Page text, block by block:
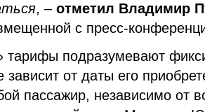
, – отметил Владимир
с пресс-
тарифы подразумевают
зависит от даты его
пассажир, независимо от